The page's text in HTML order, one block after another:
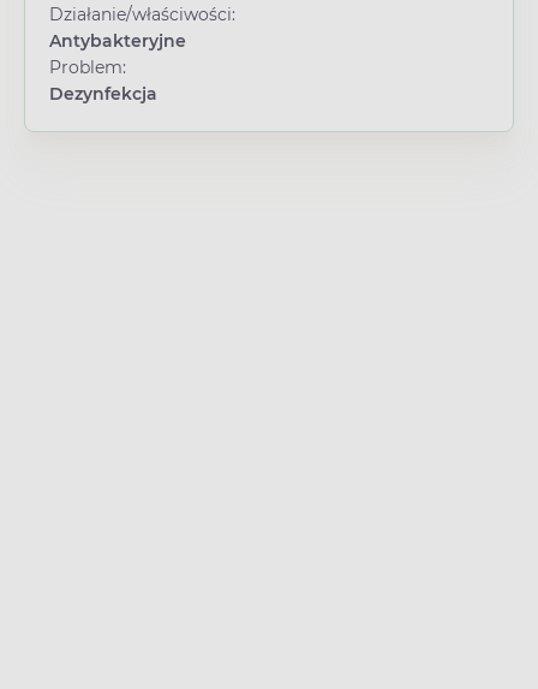
Działanie/właściwości:
Antybakteryjne
Problem:
Dezynfekcja